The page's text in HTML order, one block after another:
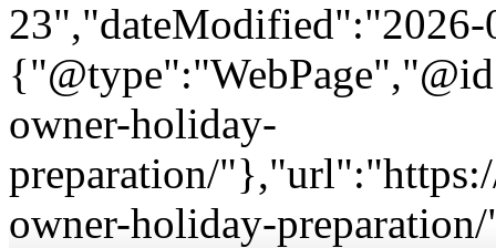
owner-holiday-
preparation/
owner-holiday-